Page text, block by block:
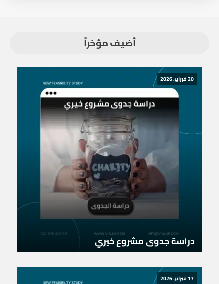
أضيف مؤخراً
20 فبراير، 2026
دراسة جدوى مشروع خيري
17 فبراير، 2026